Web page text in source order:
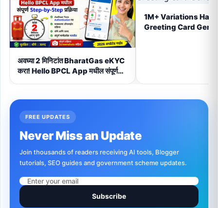
अवघ्या 2 मिनिटांत BharatGas eKYC
करा! Hello BPCL App मधील संपूर्ण
1M+ Variations
Greeting Card
FREE UPDATES
Never Miss an Update
Join thousands of readers receiving AI tools, Blogger
tutorials, SEO guides and government scheme updates.
Subscribe